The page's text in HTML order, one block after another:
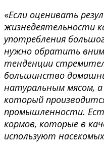
«Если оценивать
жизнедеятельности
употребления
нужно обратить
тенденции
большинство
натуральным мясом,
который
промышленности.
кормов, которые в
используют насекомых